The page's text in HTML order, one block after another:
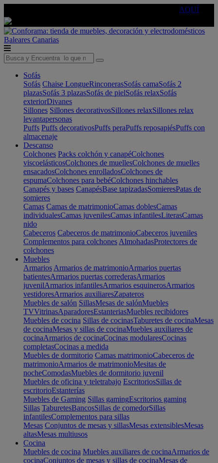
AQUÍ
Baleares Canarias
Sofás
Sofás Chaise LongueRinconerasSofás camaSofás 2
plazasSofás 3 plazasSofás de pielSofás relaxSofás
exteriorDivanes
Sillones Sillones decorativosSillones relaxSillones relax
levantapersonas
Puffs Puffs decorativosPuffs peraPuffs reposapiésPuffs con
almacenaje
Descanso
Colchones Packs colchón y canapéColchones
viscoelásticosColchones de muellesColchones de muelles
ensacadosColchones enrolladosColchones de
espumaColchones para bebéColchones hinchables
Canapés y bases CanapésBase tapizadasSomieresPatas de
somieres
Camas Camas de matrimonioCamas doblesCamas
individualesCamas juvenilesCamas infantilesLiterasCamas
nido
Cabeceros Cabeceros de matrimonioCabeceros juveniles
Complementos para colchones AlmohadasProtectores de
colchones
Muebles
Armarios Armarios de matrimonioArmarios puertas
batientesArmarios puertas correderasArmarios
juvenilArmarios infantilesArmarios esquinerosArmarios
vestidoresArmarios auxiliaresZapateros
Muebles de salón SillasMesas de salónMuebles
TVVitrinasAparadoresEstanteriasMuebles recibidores
Muebles de cocina Sillas de cocinasTaburetes de cocinaMesas
de cocinaMesas y sillas de cocinaMuebles auxiliares de
cocinaArmarios de cocinaCocinas modularesCocinas
completasCocinas a medida
Muebles de dormitorio Camas matrimonioCabeceros de
matrimonioArmarios de matrimonioMesitas de
nocheComodasMuebles de dormitorio juvenil
Muebles de oficina y teletrabajo EscritoriosSillas de
escritorioEstanterías
Muebles de Gaming Sillas gamingEscritorios gaming
Sillas TaburetesBancosSillas de comedorSillas
infantilesComplementos para sillas
Mesas Conjuntos de mesas y sillasMesas extensiblesMesas
altasMesas multiusos
Cocina
Muebles de cocina Muebles auxiliares de cocinaArmarios de
cocinaConjuntos de mesas y sillas de cocinaMesas de